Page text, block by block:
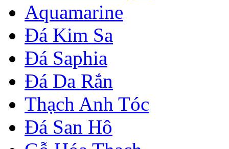
Aquamarine
Đá Kim Sa
Đá Saphia
Đá Da Rắn
Thạch Anh Tóc
Đá San Hô